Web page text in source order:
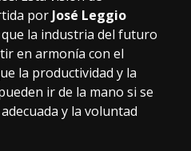
por José Leggio
la industria del futuro
en armonía con el
la productividad y la
ir de la mano si se
y la voluntad